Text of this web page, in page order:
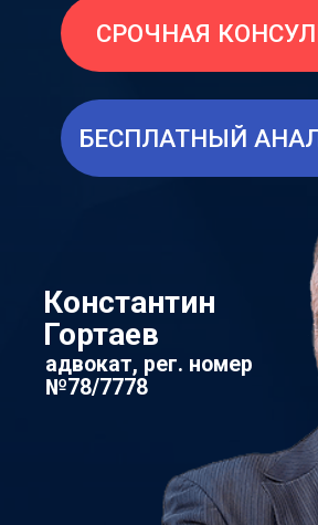
Константин
Гортаев
адвокат, рег. номер
№78/7778